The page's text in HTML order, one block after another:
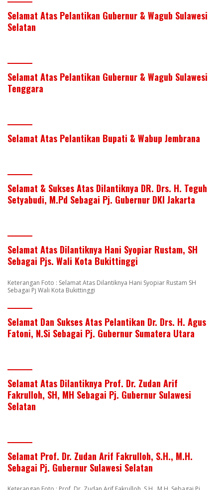
Selamat Atas Pelantikan Gubernur & Wagub Sulawesi
Selatan
Selamat Atas Pelantikan Gubernur & Wagub Sulawesi
Tenggara
Selamat Atas Pelantikan Bupati & Wabup Jembrana
Selamat & Sukses Atas Dilantiknya DR. Drs. H. Teguh
Setyabudi, M.Pd Sebagai Pj. Gubernur DKI Jakarta
Selamat Atas Dilantiknya Hani Syopiar Rustam, SH
Sebagai Pjs. Wali Kota Bukittinggi
Keterangan Foto : Selamat Atas Dilantiknya Hani Syopiar Rustam SH
Sebagai Pj Wali Kota Bukittinggi
Selamat Dan Sukses Atas Pelantikan Dr. Drs. H. Agus
Fatoni, N.Si Sebagai Pj. Gubernur Sumatera Utara
Selamat Atas Dilantiknya Prof. Dr. Zudan Arif
Fakrulloh, SH, MH Sebagai Pj. Gubernur Sulawesi
Selatan
Selamat Prof. Dr. Zudan Arif Fakrulloh, S.H., M.H.
Sebagai Pj. Gubernur Sulawesi Selatan